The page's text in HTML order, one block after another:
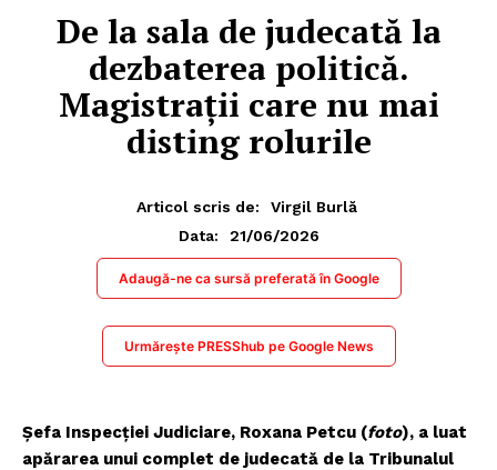
De la sala de judecată la
dezbaterea politică.
Magistrații care nu mai
disting rolurile
Articol scris de:
Virgil Burlă
Data:
21/06/2026
Adaugă-ne ca sursă preferată în Google
Urmărește PRESShub pe Google News
Șefa Inspecției Judiciare, Roxana Petcu (foto), a luat
apărarea unui complet de judecată de la Tribunalul